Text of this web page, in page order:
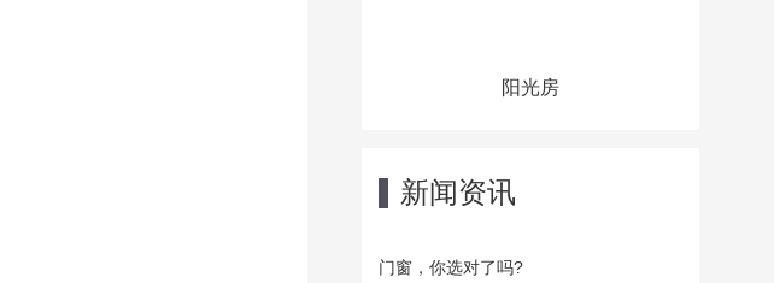
阳光房
新闻资讯
门窗，你选对了吗?